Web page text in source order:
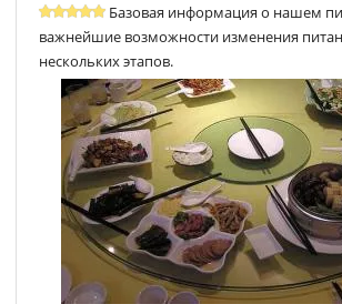
Базовая информация о нашем
важнейшие возможности изменения
нескольких этапов.